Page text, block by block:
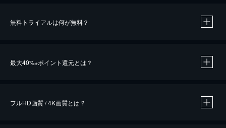
無料トライアルは何が無料？
最大40%※ポイント還元とは？
フルHD画質 / 4K画質とは？